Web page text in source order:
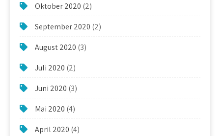
Oktober 2020 (2)
September 2020 (2)
August 2020 (3)
Juli 2020 (2)
Juni 2020 (3)
Mai 2020 (4)
April 2020 (4)